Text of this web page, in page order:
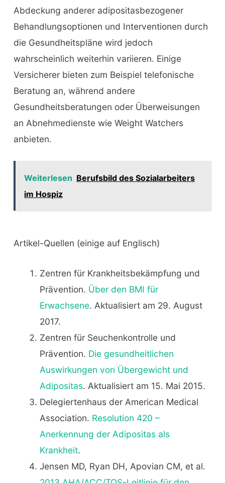
Abdeckung anderer adipositasbezogener
Behandlungsoptionen und Interventionen durch
die Gesundheitspläne wird jedoch
wahrscheinlich weiterhin variieren. Einige
Versicherer bieten zum Beispiel telefonische
Beratung an, während andere
Gesundheitsberatungen oder Überweisungen
an Abnehmedienste wie Weight Watchers
anbieten.
Weiterlesen Berufsbild des Sozialarbeiters
im Hospiz
Artikel-Quellen (einige auf Englisch)
Zentren für Krankheitsbekämpfung und
Prävention. Über den BMI für
Erwachsene. Aktualisiert am 29. August
2017.
Zentren für Seuchenkontrolle und
Prävention. Die gesundheitlichen
Auswirkungen von Übergewicht und
Adipositas. Aktualisiert am 15. Mai 2015.
Delegiertenhaus der American Medical
Association. Resolution 420 –
Anerkennung der Adipositas als
Krankheit.
Jensen MD, Ryan DH, Apovian CM, et al.